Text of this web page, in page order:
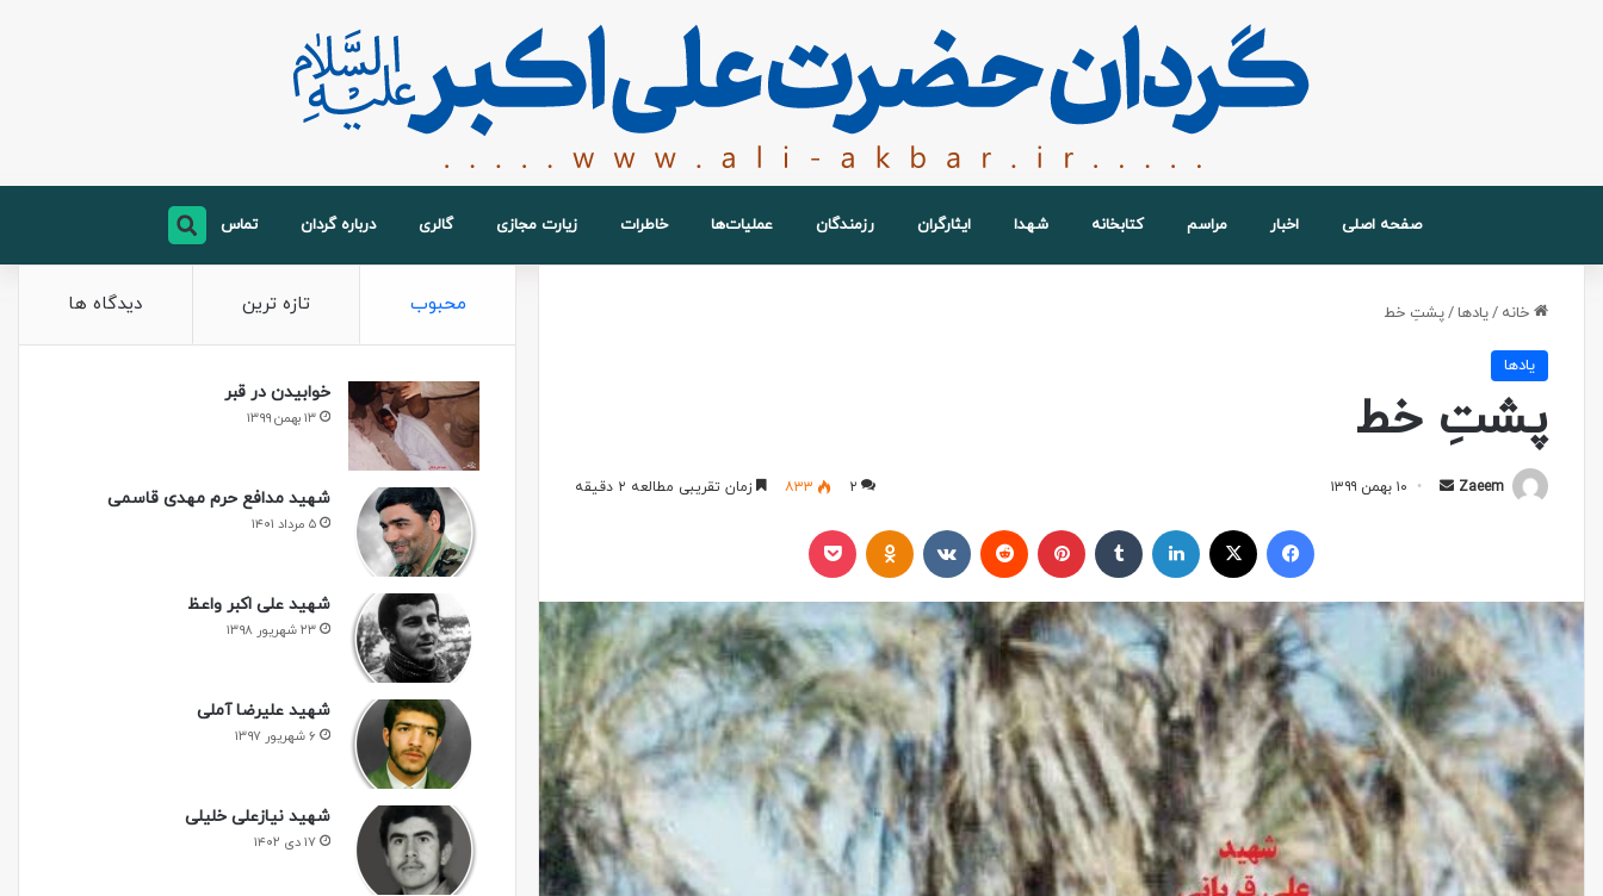
صفحه اصلی اخبار مراسم کتابخانه شهدا ایثارگران رزمندگان عملیات‌ها خاطرات زیارت مجازی گالری درباره گردان تماس
خانه /یادها /پشتِ خط
یادها
پشتِ خط
Zaeem ۱۰ بهمن ۱۳۹۹ ۲ ۸۳۳ زمان تقریبی مطالعه ۲ دقیقه
محبوب تازه ترین دیدگاه ها
خوابیدن در قبر
۱۳ بهمن ۱۳۹۹
شهید مدافع حرم مهدی قاسمی
۵ مرداد ۱۴۰۱
شهید علی اکبر واعظ
۲۳ شهریور ۱۳۹۸
شهید علیرضا آملی
۶ شهریور ۱۳۹۷
شهید نیازعلی خلیلی
۱۷ دی ۱۴۰۲